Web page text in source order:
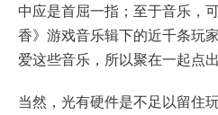
中应是首屈一指；至于音乐，
香》游戏音乐辑下的近千条玩
爱这些音乐，所以聚在一起点出
当然，光有硬件是不足以留住